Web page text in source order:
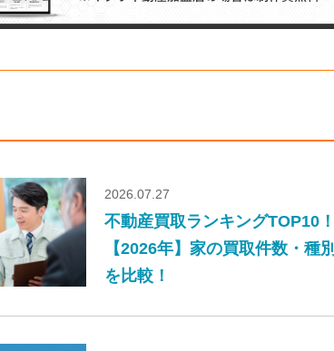
2026.07.27
不動産買取ランキングTOP10！
【2026年】家の買取件数・種別
を比較！